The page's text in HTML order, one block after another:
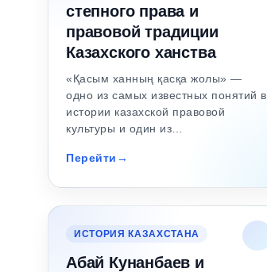
степного права и
правовой традиции
Казахского ханства
«Қасым ханның қасқа жолы» —
одно из самых известных понятий в
истории казахской правовой
культуры и один из…
Перейти
ИСТОРИЯ КАЗАХСТАНА
Абай Кунанбаев и